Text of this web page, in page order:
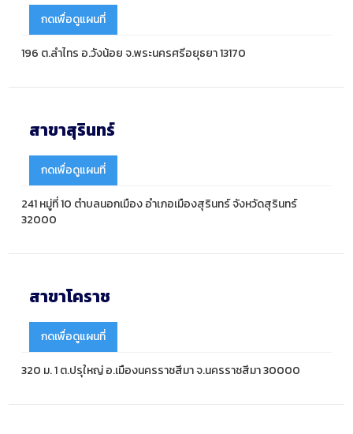
กดเพื่อดูแผนที่
196 ต.ลำไทร อ.วังน้อย จ.พระนครศรีอยุธยา 13170
สาขาสุรินทร์
กดเพื่อดูแผนที่
241 หมู่ที่ 10 ตำบลนอกเมือง อำเภอเมืองสุรินทร์ จังหวัดสุรินทร์
32000
สาขาโคราช
กดเพื่อดูแผนที่
320 ม. 1 ต.ปรุใหญ่ อ.เมืองนครราชสีมา จ.นครราชสีมา 30000